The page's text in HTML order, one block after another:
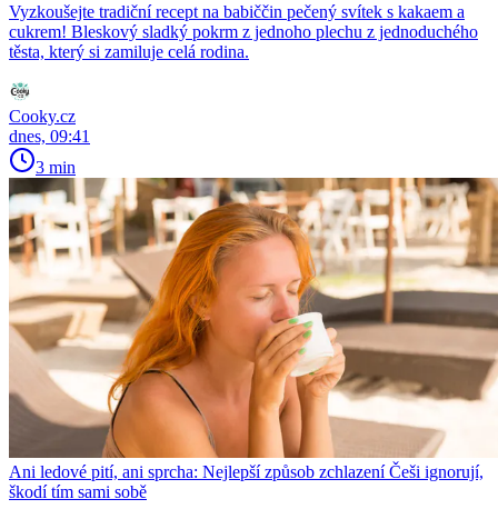
Vyzkoušejte tradiční recept na babiččin pečený svítek s kakaem a
cukrem! Bleskový sladký pokrm z jednoho plechu z jednoduchého
těsta, který si zamiluje celá rodina.
Cooky.cz
dnes, 09:41
3 min
Ani ledové pití, ani sprcha: Nejlepší způsob zchlazení Češi ignorují,
škodí tím sami sobě